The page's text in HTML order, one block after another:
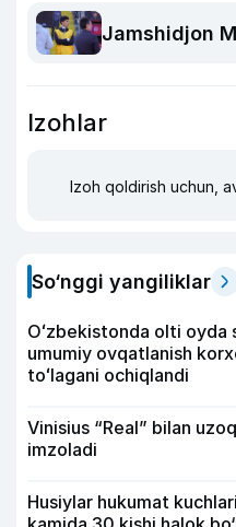
Jamshidjon
Izohlar
Izoh qoldirish uchun,
So‘nggi yangiliklar
Oʻzbekistonda olti oyda
umumiy ovqatlanish
toʻlagani ochiqlandi
Vinisius “Real” bilan
imzoladi
Husiylar hukumat